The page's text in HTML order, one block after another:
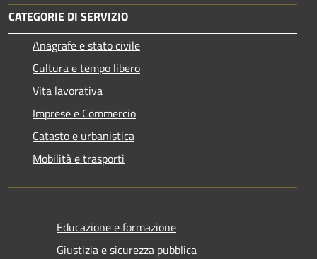
CATEGORIE DI SERVIZIO
Anagrafe e stato civile
Cultura e tempo libero
Vita lavorativa
Imprese e Commercio
Catasto e urbanistica
Mobilità e trasporti
Educazione e formazione
Giustizia e sicurezza pubblica